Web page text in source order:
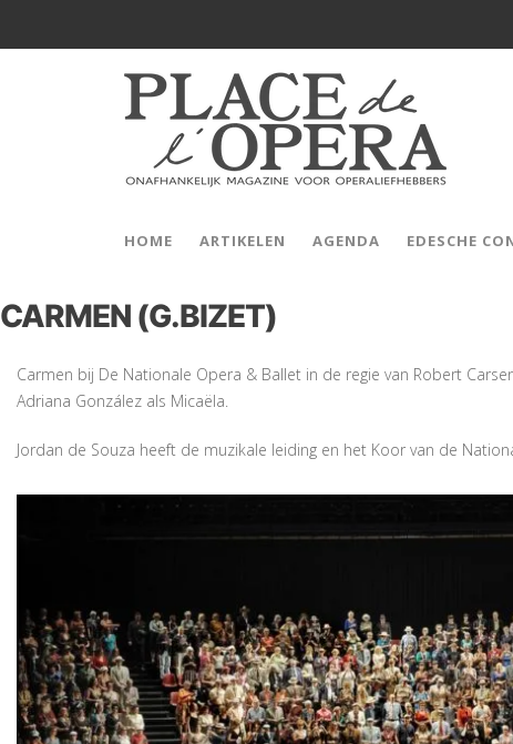
HOME ARTIKELEN AGENDA EDESCHE
CARMEN (G.BIZET)
Carmen bij De Nationale Opera & Ballet in de regie van Robert
Adriana González als Micaëla.
Jordan de Souza heeft de muzikale leiding en het Koor van de